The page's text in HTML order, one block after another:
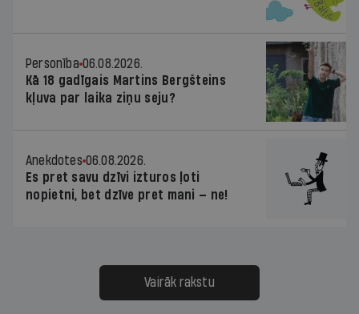
Personība 06.08.2026.
Kā 18 gadīgais Martins Bergšteins
kļuva par laika ziņu seju?
Anekdotes 06.08.2026.
Es pret savu dzīvi izturos ļoti
nopietni, bet dzīve pret mani — ne!
Vairāk rakstu